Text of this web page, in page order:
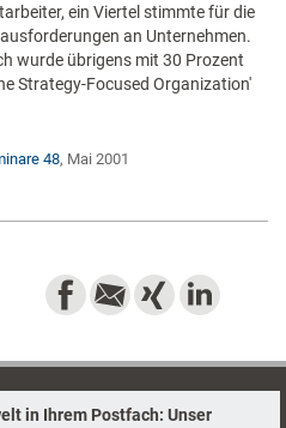
ein Viertel stimmte für die
an Unternehmen.
wurde übrigens mit 30 Prozent
Strategy-Focused Organization'
48, Mai 2001
in Ihrem Postfach: Unser